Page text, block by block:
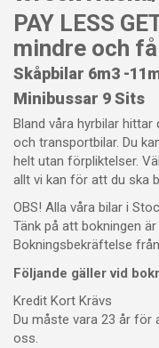
PAY LESS
mindre och
Skåpbilar 6m3 -
Minibussar 9 Sits
Bland våra hyrbilar hittar
och transportbilar. Du
helt utan förpliktelser.
allt vi kan för att du ska
OBS! Alla våra bilar i
Tänk på att bokningen
Bokningsbekräftelse
Följande gäller vid
Kredit Kort Krävs
Du måste vara 23 år för
oss.